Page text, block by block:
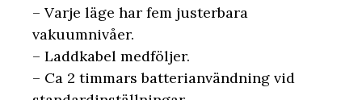
– Varje läge har fem justerbara
vakuumnivåer.
– Laddkabel medföljer.
– Ca 2 timmars batterianvändning vid